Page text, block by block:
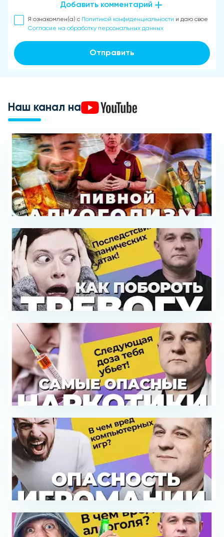
Добавить комментарий
Я ознакомлен(а) с Политикой конфиденциальности и даю свое
Согласие на обработку персональных данных
Отправить
Наш канал на